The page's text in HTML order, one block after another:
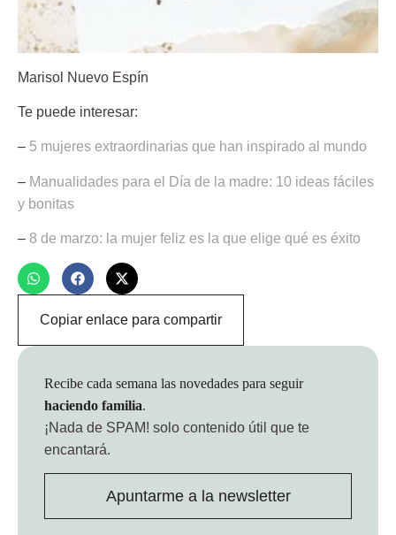
Marisol Nuevo Espín
Te puede interesar:
– 5 mujeres extraordinarias que han inspirado al mundo
– Manualidades para el Día de la madre: 10 ideas fáciles
y bonitas
– 8 de marzo: la mujer feliz es la que elige qué es éxito
Copiar enlace para compartir
Recibe cada semana las novedades para seguir
haciendo familia.
¡Nada de SPAM! solo contenido útil que te
encantará.
Apuntarme a la newsletter